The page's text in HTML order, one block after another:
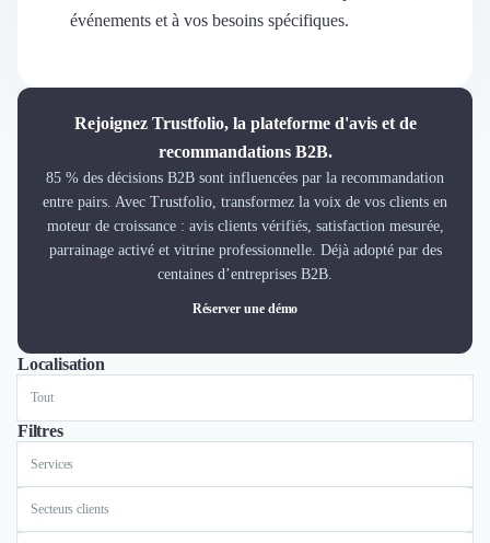
Découvrir
Demander une démo
Connexion
Cabinet de Recrutement
Marque Employeur
Conseil en Management et Organisation
Gestion paie
Qualité de Vie au Travail (QVT)
Portage Salarial
Responsabilité Sociétale des Entreprises (RSE)
Marketplace de freelance
Coaching
événements et à vos besoins spécifiques.
Rejoignez Trustfolio, la plateforme d'avis et de
recommandations B2B.
85 % des décisions B2B sont influencées par la recommandation
entre pairs. Avec Trustfolio, transformez la voix de vos clients en
moteur de croissance : avis clients vérifiés, satisfaction mesurée,
parrainage activé et vitrine professionnelle. Déjà adopté par des
centaines d’entreprises B2B.
Réserver une démo
Localisation
ToutParis
Filtres
Services
Secteurs clients